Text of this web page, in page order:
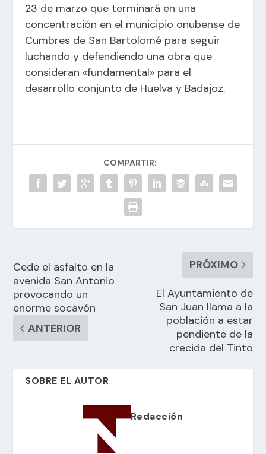
23 de marzo que terminará en una
concentración en el municipio onubense de
Cumbres de San Bartolomé para seguir
luchando y defendiendo una obra que
consideran «fundamental» para el
desarrollo conjunto de Huelva y Badajoz.
COMPARTIR:
Cede el asfalto en la
avenida San Antonio
provocando un
enorme socavón
ANTERIOR
PRÓXIMO
El Ayuntamiento de
San Juan llama a la
población a estar
pendiente de la
crecida del Tinto
SOBRE EL AUTOR
Redacción